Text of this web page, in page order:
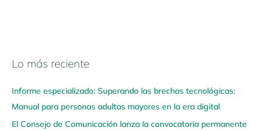
Lo más reciente
Informe especializado: Superando las brechas tecnológicas:
Manual para personas adultas mayores en la era digital
El Consejo de Comunicación lanza la convocatoria permanente
N
v
e
g